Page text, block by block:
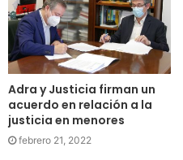
Adra y Justicia firman un
acuerdo en relación a la
justicia en menores
febrero 21, 2022